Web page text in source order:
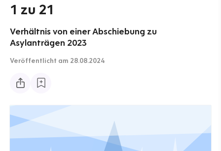
1 zu 21
Verhältnis von einer Abschiebung zu
Asylanträgen 2023
Veröffentlicht am 28.08.2024